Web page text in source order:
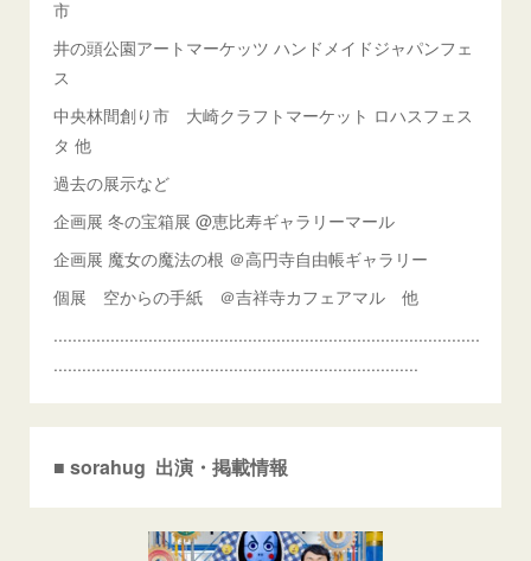
市
井の頭公園アートマーケッツ ハンドメイドジャパンフェ
ス
中央林間創り市 大崎クラフトマーケット ロハスフェス
タ 他
過去の展示など
企画展 冬の宝箱展 @恵比寿ギャラリーマール
企画展 魔女の魔法の根 ＠高円寺自由帳ギャラリー
個展 空からの手紙 ＠吉祥寺カフェアマル 他
..........................................................................................
.............................................................................
■ sorahug 出演・掲載情報